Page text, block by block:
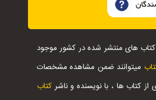
کتاب های منتشر شده در کشور موجود
میتوانند ضمن مشاهده مشخصات
کتاب ها ، با نویسنده و ناشرکتاب